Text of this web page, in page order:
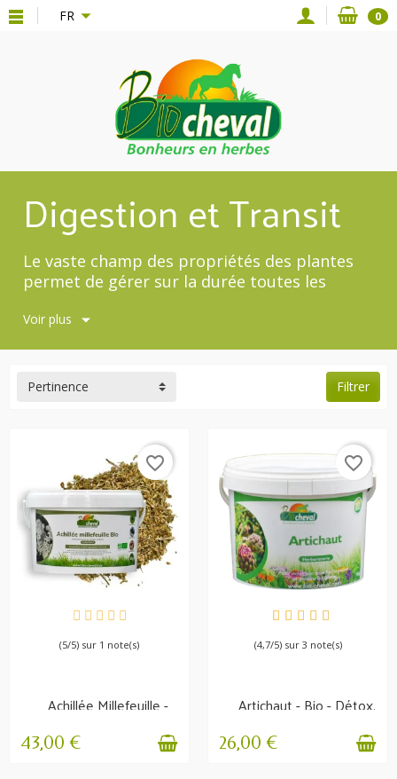
{**} FR 0
Digestion et Transit
Le vaste champ des propriétés des plantes
permet de gérer sur la durée toutes les
la digestion !
Voir plus
Filtrer
Pertinence
EN STOCK
favorite_border
(5/5) sur 1 note(s)
Achillée Millefeuille -
Bio - Locomotion,...
43,00 €
EN STOCK
favorite_border
(4,7/5) sur 3 note(s)
Artichaut - Bio - Détox,
Foie,...
26,00 €